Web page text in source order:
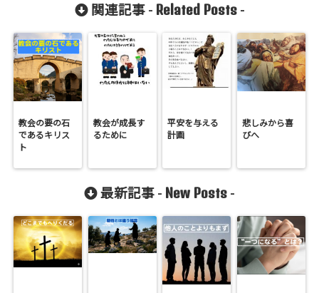
関連記事 - Related Posts-
教会の要の石
であるキリス
ト
教会が成長す
るために
平安を与える
計画
悲しみから喜
びへ
最新記事 - New Posts -